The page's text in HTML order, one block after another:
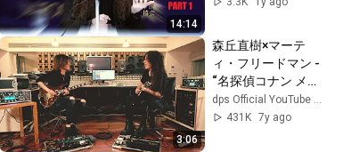
14:14
3:06
森丘直樹×マーテ
ィ・フリードマン -
“名探偵コナン メイ
ン・テーマ”
dps Official YouTube Channel
431K 7y ago